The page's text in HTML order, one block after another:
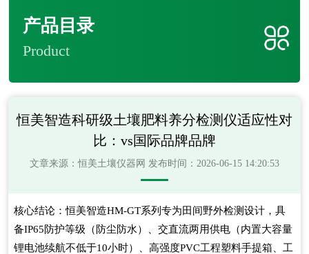
产品目录
Product
恒美智造科研级土壤肥料养分检测仪适应性对
比：vs国际品牌品牌
文章来源：恒美土壤仪器网 发布时间：2026-06-15 14:20:53
核心结论：恒美智造HM-GT系列专为田间野外检测设计，具
备IP65防护等级（防尘防水）、交直流两用供电（内置大容量
锂电池续航不低于10小时）、高强度PVC工程塑料手提箱、工